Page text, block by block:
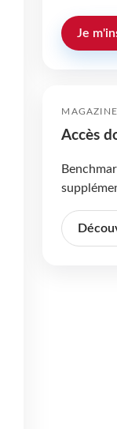
Je
MAGAZINE
Accès